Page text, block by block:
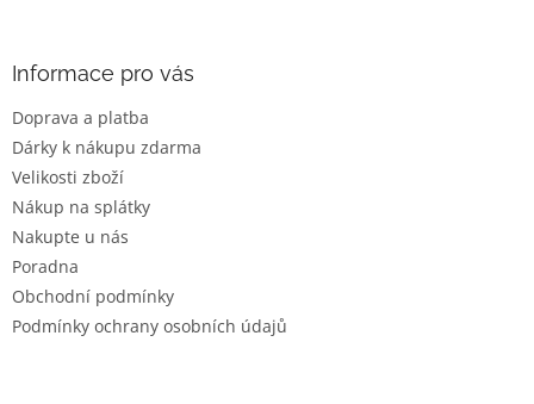
Informace pro vás
Doprava a platba
Dárky k nákupu zdarma
Velikosti zboží
Nákup na splátky
Nakupte u nás
Poradna
Obchodní podmínky
Podmínky ochrany osobních údajů